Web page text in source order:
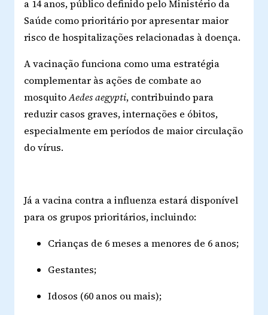
a 14 anos, público definido pelo Ministério da
Saúde como prioritário por apresentar maior
risco de hospitalizações relacionadas à doença.
A vacinação funciona como uma estratégia
complementar às ações de combate ao
mosquitoAedes aegypti, contribuindo para
reduzir casos graves, internações e óbitos,
especialmente em períodos de maior circulação
do vírus.
Já a vacina contra a influenza estará disponível
para os grupos prioritários, incluindo:
Crianças de 6 meses a menores de 6 anos;
Gestantes;
Idosos (60 anos ou mais);